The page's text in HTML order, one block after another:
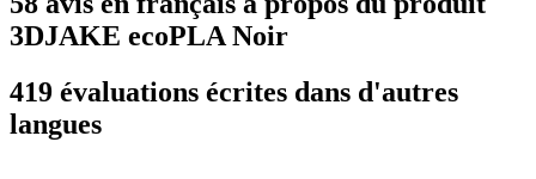
3DJAKE ecoPLA Noir
419 évaluations écrites dans d'autres
langues